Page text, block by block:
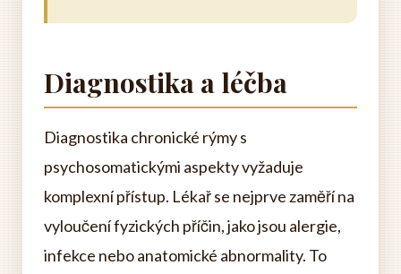
Diagnostika a léčba
Diagnostika chronické rýmy s
psychosomatickými aspekty vyžaduje
komplexní přístup. Lékař se nejprve zaměří na
vyloučení fyzických příčin, jako jsou alergie,
infekce nebo anatomické abnormality. To